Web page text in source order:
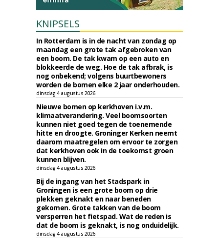
KNIPSELS
In Rotterdam is in de nacht van zondag op
maandag een grote tak afgebroken van
een boom. De tak kwam op een auto en
blokkeerde de weg. Hoe de tak afbrak, is
nog onbekend; volgens buurtbewoners
worden de bomen elke 2 jaar onderhouden.
dinsdag 4 augustus 2026
Nieuwe bomen op kerkhoven i.v.m.
klimaatverandering. Veel boomsoorten
kunnen niet goed tegen de toenemende
hitte en droogte. Groninger Kerken neemt
daarom maatregelen om ervoor te zorgen
dat kerkhoven ook in de toekomst groen
kunnen blijven.
dinsdag 4 augustus 2026
Bij de ingang van het Stadspark in
Groningen is een grote boom op drie
plekken geknakt en naar beneden
gekomen. Grote takken van de boom
versperren het fietspad. Wat de reden is
dat de boom is geknakt, is nog onduidelijk.
dinsdag 4 augustus 2026